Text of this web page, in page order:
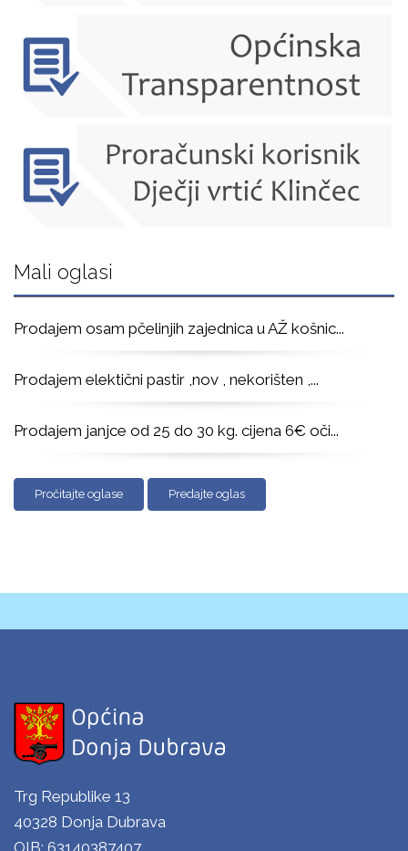
Mali oglasi
Prodajem osam pčelinjih zajednica u AŽ košnic...
Prodajem elektični pastir ,nov , nekorišten , ...
Prodajem janjce od 25 do 30 kg. cijena 6€ oči...
Pročitajte oglase Predajte oglas
Trg Republike 13
40328 Donja Dubrava
OIB: 63140387407